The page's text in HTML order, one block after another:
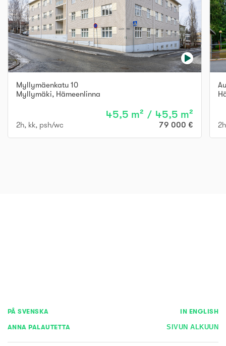
Myllymäenkatu 10
Myllymäki, Hämeenlinna
45,5 m² / 45,5 m²
2h, kk, psh/wc 79 000 €
PÅ SVENSKA IN ENGLISH
ANNA PALAUTETTA SIVUN ALKUUN